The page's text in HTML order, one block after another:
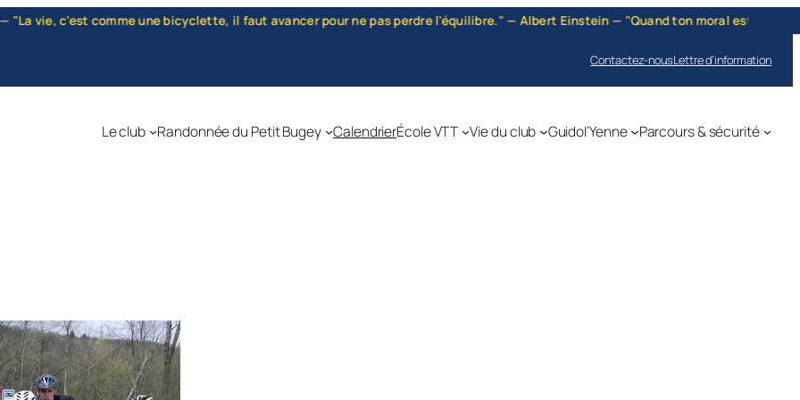
comme une bicyclette, il faut avancer pour ne pas perdre l'équilibre." — Albert Einstein — "Quand ton moral est bas, quand le
Contactez-nousLettre d’information
Le club Randonnée du Petit Bugey CalendrierÉcole VTT Vie du club Guidol’Yenne Parcours & sécurité